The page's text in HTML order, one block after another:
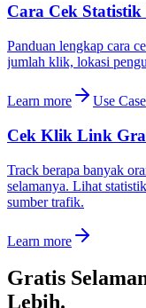
Cara Cek
Panduan lengkap cara
jumlah klik, lokasi
Learn more Use Case
Cek Klik Link
Track berapa banyak
selamanya. Lihat
sumber trafik.
Learn more
Gratis
Lebih.